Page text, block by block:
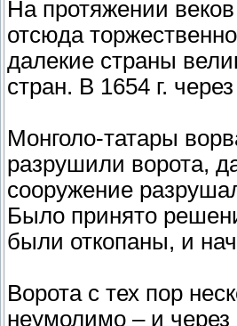
На протяжении
отсюда
далекие страны
стран. В 1654 г.
Монголо-татары
разрушили ворота,
сооружение
Было принято
были откопаны, и
Ворота с тех пор
неумолимо – и